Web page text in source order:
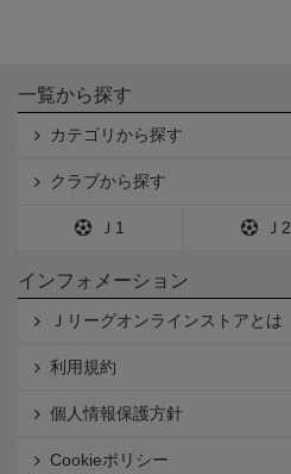
一覧から探す
カテゴリから探す
クラブから探す
Ｊ1 Ｊ2
インフォメーション
Ｊリーグオンラインストアとは
利用規約
個人情報保護方針
Cookieポリシー